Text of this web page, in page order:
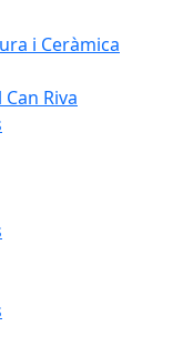
i Ceràmica
Riva